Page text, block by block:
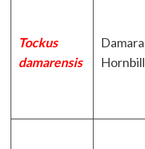
Tockus
damarensis
Damara
Hornbill